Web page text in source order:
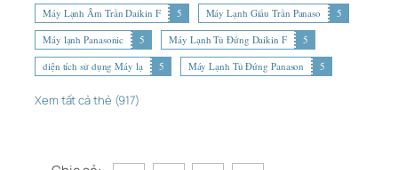
Máy Lạnh Âm Trần Daikin F
5 Máy Lạnh Giấu Trần Panaso
5
Máy lạnh Panasonic
5 Máy Lạnh Tủ Đứng Daikin F
5
diện tích sử dụng Máy lạ
5 Máy Lạnh Tủ Đứng Panason 5
Xem tất cả thẻ (917)